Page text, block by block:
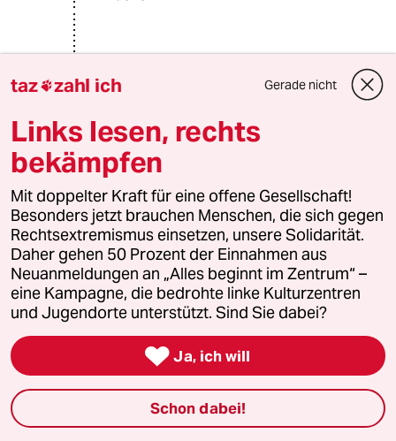
06.03.2023
Ein Qurum ist vollkommen unnötig.
Zur Erinnerung, wir haben eine
parlamentarische Demokratie. Die
gewhlten Abgeordneten dürfenund
müssen daher bei einer
Bürgerbefragung ganz unabhängig
von der Wahlbeteiligung entscheiden
- anders als bei einem
Volksentscheid.
Angesichts unterschiedlicher
Voraussetzungen bedarf es keines
copy&paste. Für eine
Bürgerbefragung braucht es mangels
eines Gesetzes, ergo auch kein copy
taz zahl ich Gerade nicht
Links lesen, rechts
bekämpfen
Mit doppelter Kraft für eine offene Gesellschaft!
Besonders jetzt brauchen Menschen, die sich gegen
Rechtsextremismus einsetzen, unsere Solidarität.
Daher gehen 50 Prozent der Einnahmen aus
Neuanmeldungen an „Alles beginnt im Zentrum“ –
eine Kampagne, die bedrohte linke Kulturzentren
und Jugendorte unterstützt. Sind Sie dabei?
 Ja, ich will
Schon dabei!